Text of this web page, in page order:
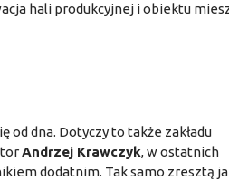
hali produkcyjnej i obiektu
od dna. Dotyczy to także zakładu
Andrzej Krawczyk, w ostatnich
dodatnim. Tak samo zresztą